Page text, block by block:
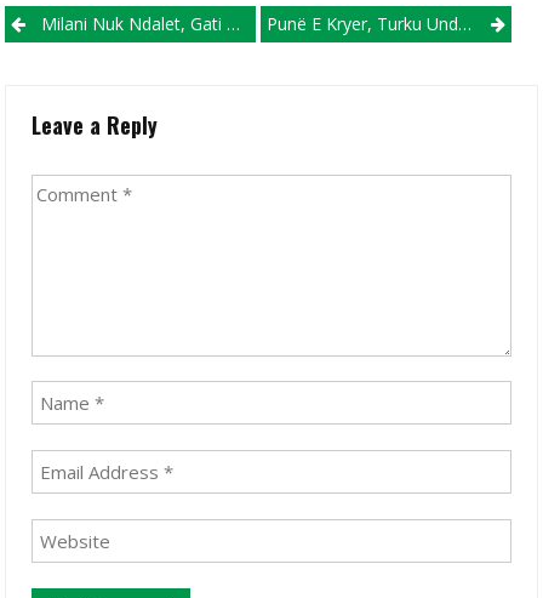
Post navigation
Milani Nuk Ndalet, Gati Të Rrëmbejë Edhe Yllin E Mançester Junajted! Punë E Kryer, Turku Under Lë Romën Për Bajern Munihun!
Leave a Reply